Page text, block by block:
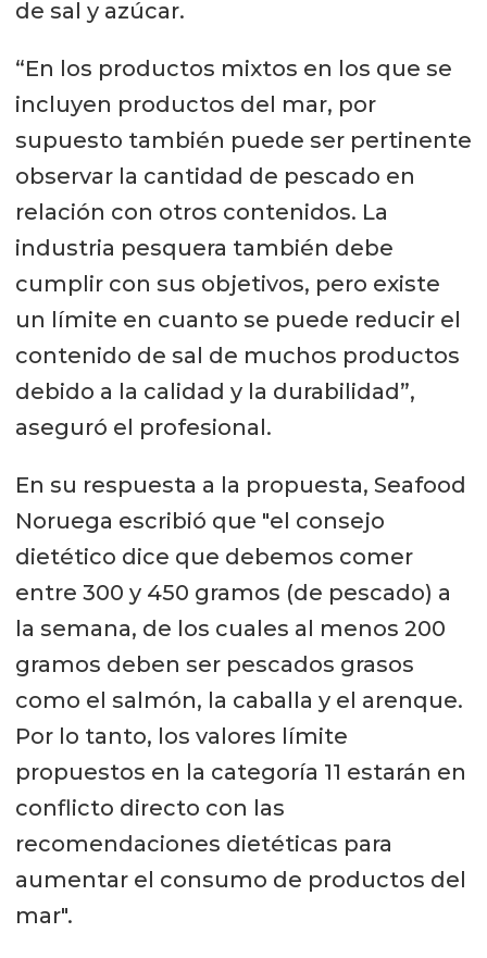
de sal y azúcar.
“En los productos mixtos en los que se
incluyen productos del mar, por
supuesto también puede ser pertinente
observar la cantidad de pescado en
relación con otros contenidos. La
industria pesquera también debe
cumplir con sus objetivos, pero existe
un límite en cuanto se puede reducir el
contenido de sal de muchos productos
debido a la calidad y la durabilidad”,
aseguró el profesional.
En su respuesta a la propuesta, Seafood
Noruega escribió que "el consejo
dietético dice que debemos comer
entre 300 y 450 gramos (de pescado) a
la semana, de los cuales al menos 200
gramos deben ser pescados grasos
como el salmón, la caballa y el arenque.
Por lo tanto, los valores límite
propuestos en la categoría 11 estarán en
conflicto directo con las
recomendaciones dietéticas para
aumentar el consumo de productos del
mar".